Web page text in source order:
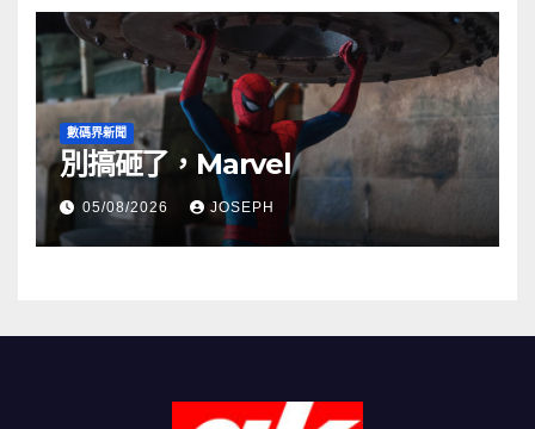
數碼界新聞
別搞砸了，Marvel
05/08/2026 JOSEPH